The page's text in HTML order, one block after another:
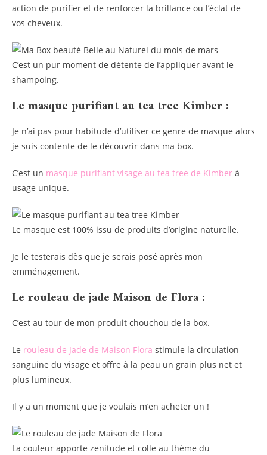
action de purifier et de renforcer la brillance ou l’éclat de
vos cheveux.
C’est un pur moment de détente de l’appliquer avant le
shampoing.
Le masque purifiant au tea tree Kimber :
Je n’ai pas pour habitude d’utiliser ce genre de masque alors
je suis contente de le découvrir dans ma box.
C’est un masque purifiant visage au tea tree de Kimber à
usage unique.
Le masque est 100% issu de produits d’origine naturelle.
Je le testerais dès que je serais posé après mon
emménagement.
Le rouleau de jade Maison de Flora :
C’est au tour de mon produit chouchou de la box.
Le rouleau de Jade de Maison Flora stimule la circulation
sanguine du visage et offre à la peau un grain plus net et
plus lumineux.
Il y a un moment que je voulais m’en acheter un !
La couleur apporte zenitude et colle au thème du